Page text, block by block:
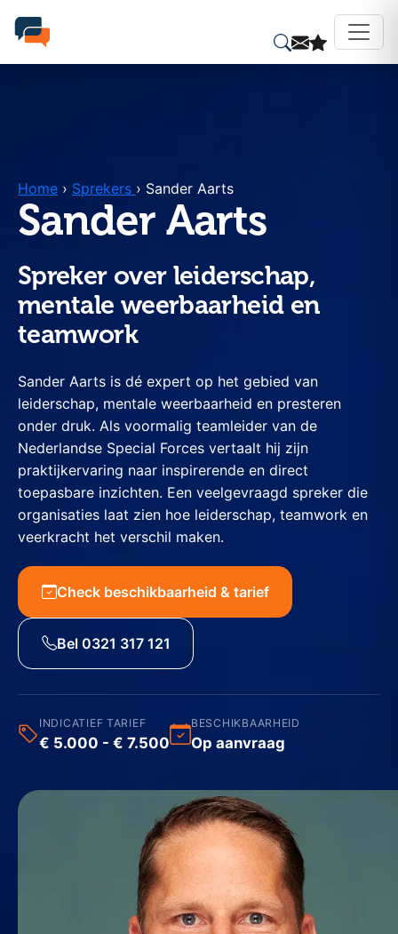
Home › Sprekers › Sander Aarts
Sander Aarts
Spreker over leiderschap,
mentale weerbaarheid en
teamwork
Sander Aarts is dé expert op het gebied van
leiderschap, mentale weerbaarheid en presteren
onder druk. Als voormalig teamleider van de
Nederlandse Special Forces vertaalt hij zijn
praktijkervaring naar inspirerende en direct
toepasbare inzichten. Een veelgevraagd spreker die
organisaties laat zien hoe leiderschap, teamwork en
veerkracht het verschil maken.
Check beschikbaarheid & tarief
Bel 0321 317 121
INDICATIEF TARIEF
€ 5.000 - € 7.500
BESCHIKBAARHEID
Op aanvraag